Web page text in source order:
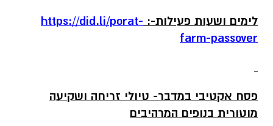
לימים ושעות פעילות-: https://did.li/porat-
farm-passover
פסח אקטיבי במדבר- טיולי זריחה ושקיעה
מוטורית בנופים המרהיבים